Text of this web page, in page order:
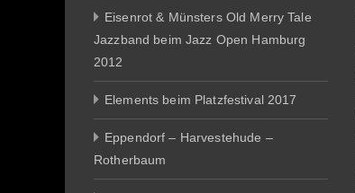
Eisenrot & Münsters Old Merry Tale
Jazzband beim Jazz Open Hamburg
2012
Elements beim Platzfestival 2017
Eppendorf – Harvestehude –
Rotherbaum